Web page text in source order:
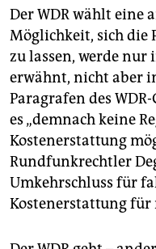
Der WDR wählt eine
Möglichkeit, sich die
zu lassen, werde
erwähnt, nicht aber
Paragrafen des WDR-
es „demnach keine
Kostenerstattung
Rundfunkrechtler
Umkehrschluss für
Kostenerstattung für